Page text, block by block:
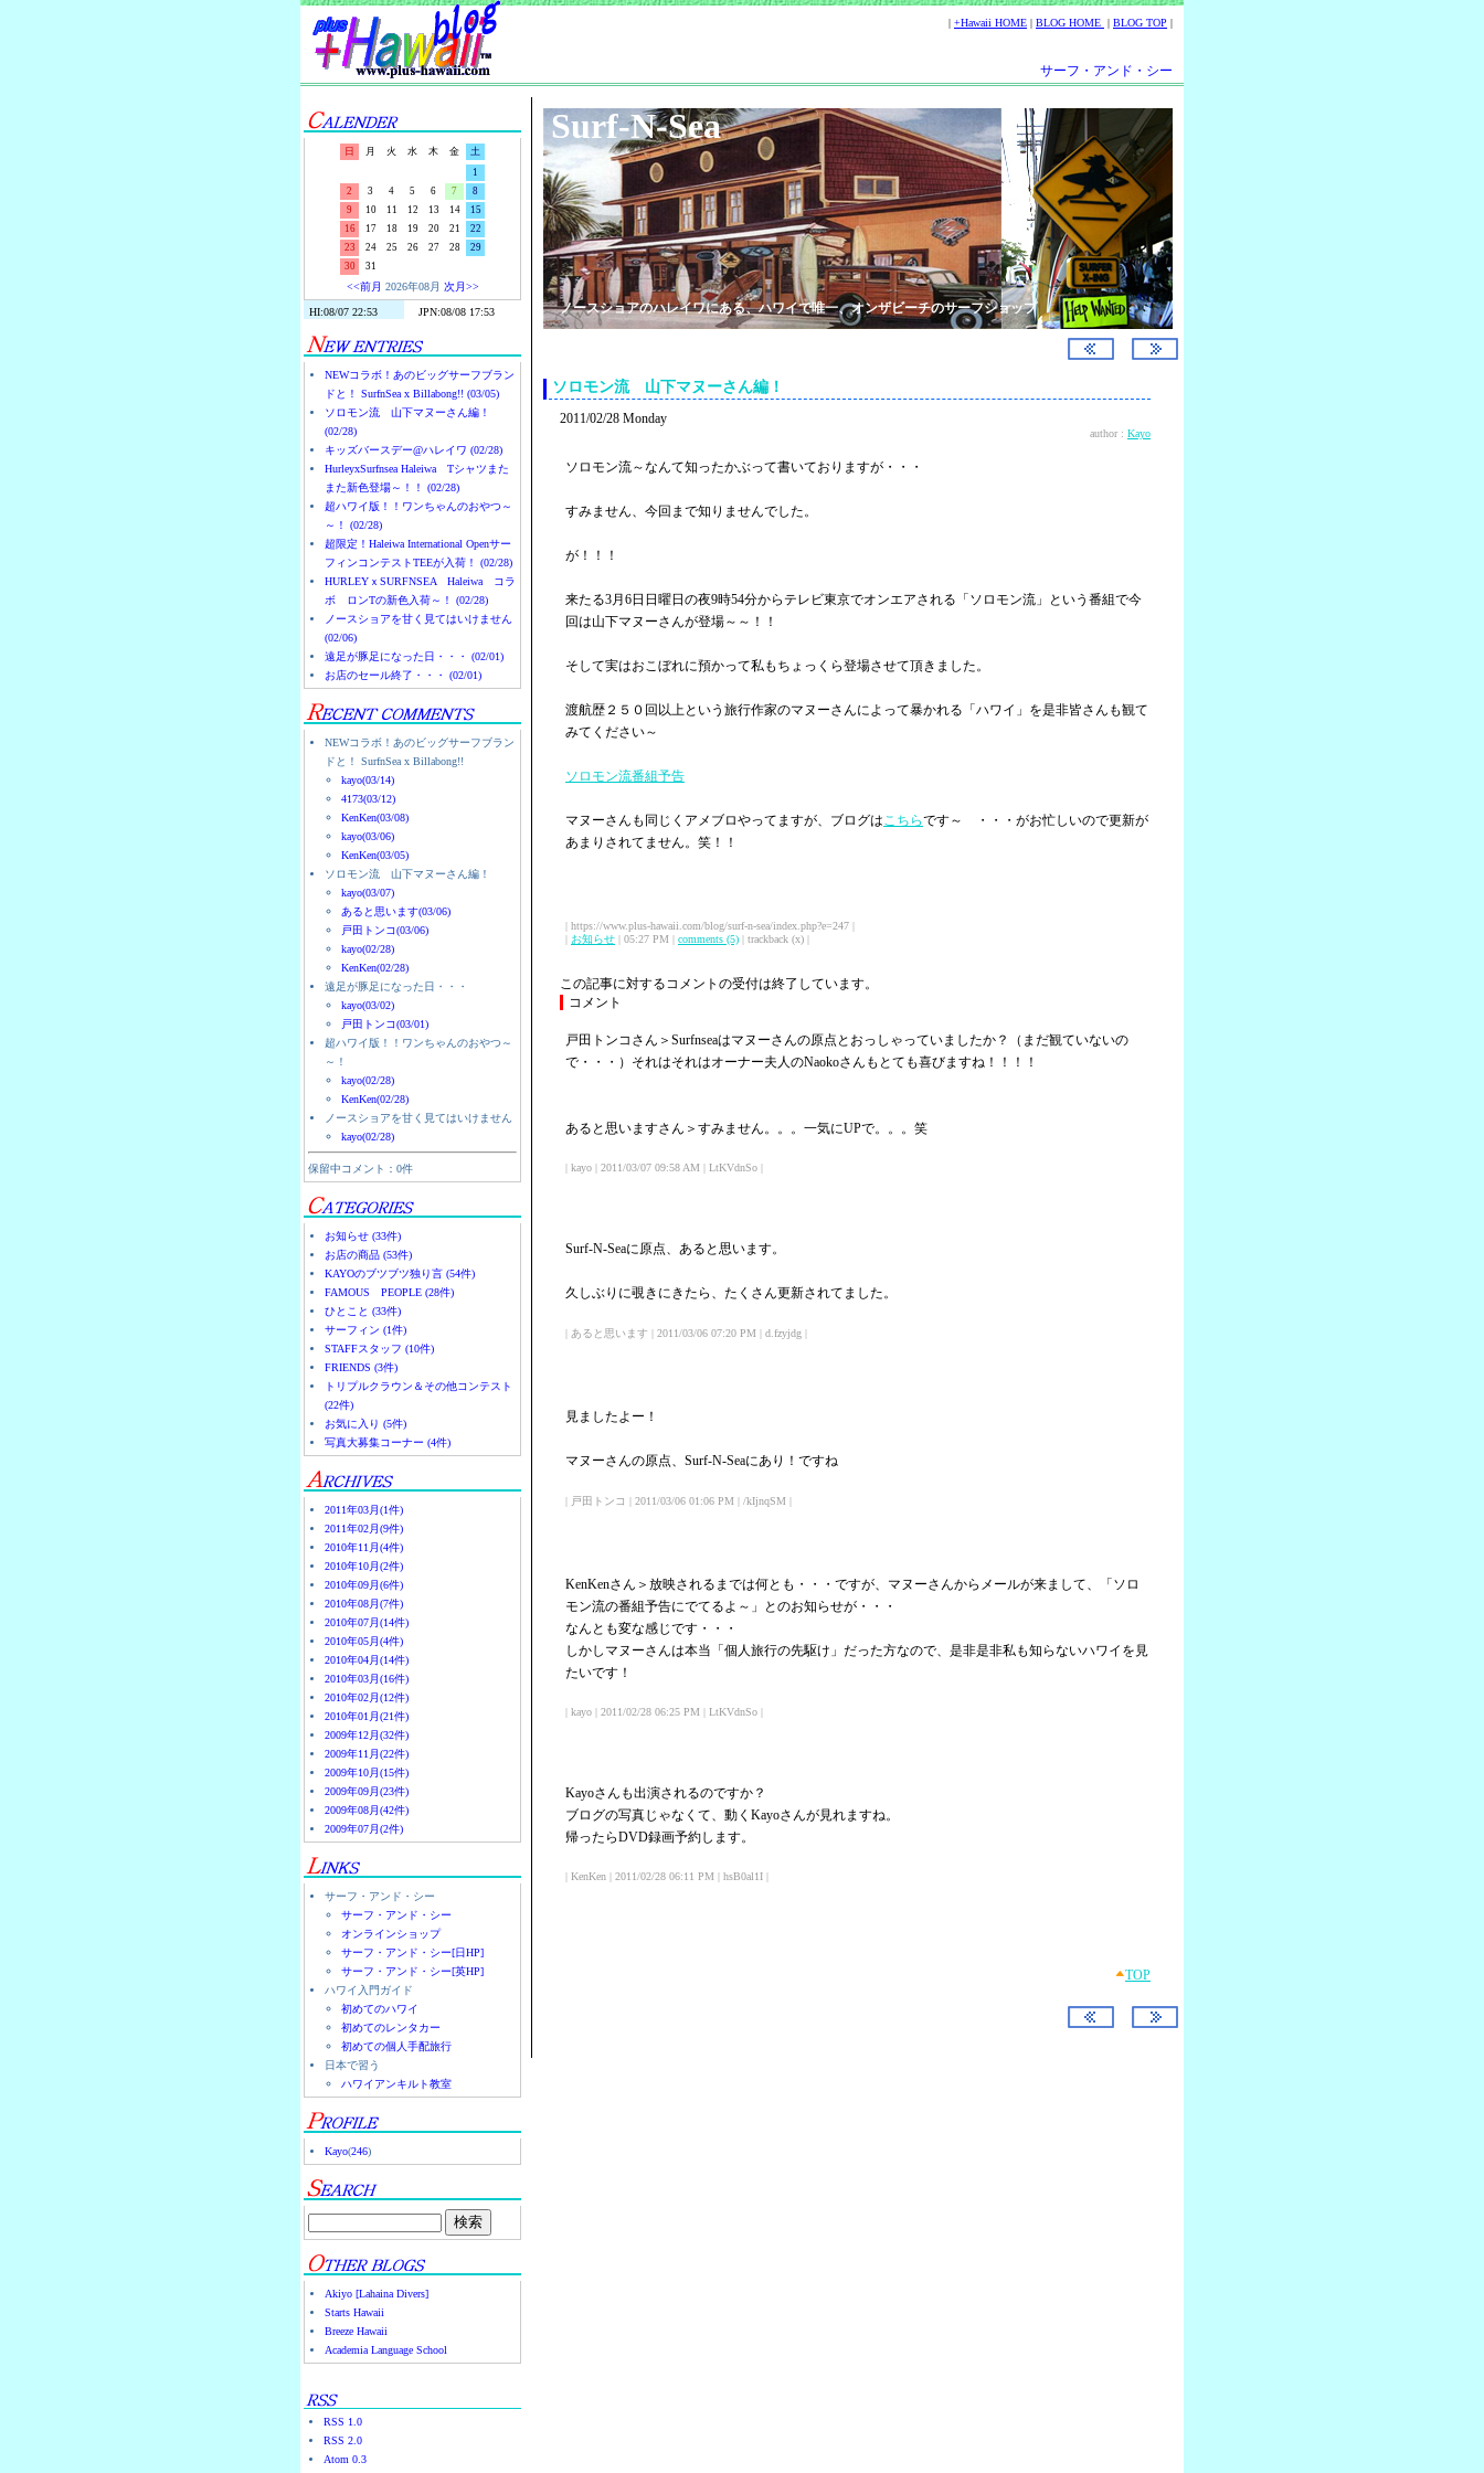
| +Hawaii HOME | BLOG HOME | BLOG TOP |
サーフ・アンド・シー
日 月 火 水 木 金
土
1
2
3 4 5 6 7
8
9
10 11 12 13 14
15
16
17 18 19 20 21
22
23
24 25 26 27 28
29
30
31
<<前月 2026年08月 次月>>
NEWコラボ！あのビッグサーフブラン
ドと！ SurfnSea x Billabong!! (03/05)
ソロモン流 山下マヌーさん編！
(02/28)
キッズバースデー@ハレイワ (02/28)
HurleyxSurfnsea Haleiwa Tシャツまた
また新色登場～！！ (02/28)
超ハワイ版！！ワンちゃんのおやつ～
～！ (02/28)
超限定！Haleiwa International Openサー
フィンコンテストTEEが入荷！ (02/28)
HURLEYｘSURFNSEA Haleiwa コラ
ボ ロンTの新色入荷～！ (02/28)
ノースショアを甘く見てはいけません
(02/06)
遠足が豚足になった日・・・ (02/01)
お店のセール終了・・・ (02/01)
NEWコラボ！あのビッグサーフブラン
ドと！ SurfnSea x Billabong!!
kayo(03/14)
4173(03/12)
KenKen(03/08)
kayo(03/06)
KenKen(03/05)
ソロモン流 山下マヌーさん編！
kayo(03/07)
あると思います(03/06)
戸田トンコ(03/06)
kayo(02/28)
KenKen(02/28)
遠足が豚足になった日・・・
kayo(03/02)
戸田トンコ(03/01)
超ハワイ版！！ワンちゃんのおやつ～
～！
kayo(02/28)
KenKen(02/28)
ノースショアを甘く見てはいけません
kayo(02/28)
保留中コメント：0件
お知らせ (33件)
お店の商品 (53件)
KAYOのブツブツ独り言 (54件)
FAMOUS PEOPLE (28件)
ひとこと (33件)
サーフィン (1件)
STAFFスタッフ (10件)
FRIENDS (3件)
トリプルクラウン＆その他コンテスト
(22件)
お気に入り (5件)
写真大募集コーナー (4件)
2011年03月(1件)
2011年02月(9件)
2010年11月(4件)
2010年10月(2件)
2010年09月(6件)
2010年08月(7件)
2010年07月(14件)
2010年05月(4件)
2010年04月(14件)
2010年03月(16件)
2010年02月(12件)
2010年01月(21件)
2009年12月(32件)
2009年11月(22件)
2009年10月(15件)
2009年09月(23件)
2009年08月(42件)
2009年07月(2件)
サーフ・アンド・シー
サーフ・アンド・シー
オンラインショップ
サーフ・アンド・シー[日HP]
サーフ・アンド・シー[英HP]
ハワイ入門ガイド
初めてのハワイ
初めてのレンタカー
初めての個人手配旅行
日本で習う
ハワイアンキルト教室
Kayo(246)
Akiyo [Lahaina Divers]
Starts Hawaii
Breeze Hawaii
Academia Language School
RSS 1.0
RSS 2.0
Atom 0.3
Surf-N-Sea
ノースショアのハレイワにある、ハワイで唯一、オンザビーチのサーフショップ
ソロモン流 山下マヌーさん編！
2011/02/28 Monday
author : Kayo
ソロモン流～なんて知ったかぶって書いておりますが・・・
すみません、今回まで知りませんでした。
が！！！
来たる3月6日日曜日の夜9時54分からテレビ東京でオンエアされる「ソロモン流」という番組で今
回は山下マヌーさんが登場～～！！
そして実はおこぼれに預かって私もちょっくら登場させて頂きました。
渡航歴２５０回以上という旅行作家のマヌーさんによって暴かれる「ハワイ」を是非皆さんも観て
みてください～
ソロモン流番組予告
マヌーさんも同じくアメブロやってますが、ブログはこちらです～ ・・・がお忙しいので更新が
あまりされてません。笑！！
| https://www.plus-hawaii.com/blog/surf-n-sea/index.php?e=247 |
| お知らせ | 05:27 PM | comments (5) | trackback (x) |
この記事に対するコメントの受付は終了しています。
コメント
戸田トンコさん＞Surfnseaはマヌーさんの原点とおっしゃっていましたか？（まだ観ていないの
で・・・）それはそれはオーナー夫人のNaokoさんもとても喜びますね！！！！
あると思いますさん＞すみません。。。一気にUPで。。。笑
| kayo | 2011/03/07 09:58 AM | LtKVdnSo |
Surf-N-Seaに原点、あると思います。
久しぶりに覗きにきたら、たくさん更新されてました。
| あると思います | 2011/03/06 07:20 PM | d.fzyjdg |
見ましたよー！
マヌーさんの原点、Surf-N-Seaにあり！ですね
| 戸田トンコ | 2011/03/06 01:06 PM | /kIjnqSM |
KenKenさん＞放映されるまでは何とも・・・ですが、マヌーさんからメールが来まして、「ソロ
モン流の番組予告にでてるよ～」とのお知らせが・・・
なんとも変な感じです・・・
しかしマヌーさんは本当「個人旅行の先駆け」だった方なので、是非是非私も知らないハワイを見
たいです！
| kayo | 2011/02/28 06:25 PM | LtKVdnSo |
Kayoさんも出演されるのですか？
ブログの写真じゃなくて、動くKayoさんが見れますね。
帰ったらDVD録画予約します。
| KenKen | 2011/02/28 06:11 PM | hsB0al1I |
TOP